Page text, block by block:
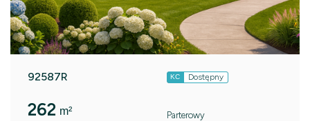
92587R KC Dostępny
262 m² Parterowy